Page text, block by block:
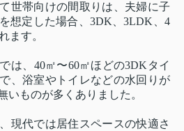
世帯向けの間取りは、夫婦に子
想定した場合、3DK、3LDK、4
ます。
は、40㎡〜60㎡ほどの3DKタイ
、浴室やトイレなどの水回りが
いものが多くありました。
現代では居住スペースの快適さ